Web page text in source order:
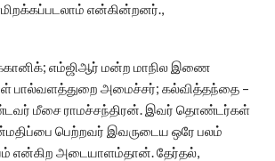
என்கின்றனர்.,
எம்ஜிஆர் மன்ற மாநில இணை
பால்வளத்துறை அமைச்சர்; கல்வித்தந்தை –
மீசை ராமச்சந்திரன். இவர் தொண்டர்கள்
பெற்றவர் இவருடைய ஒரே பலம்
என்கிற அடையாளம்தான். தேர்தல்,